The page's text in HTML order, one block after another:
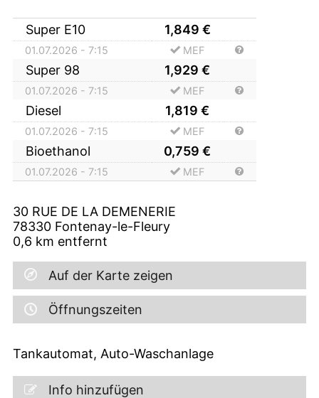
Super E10 1,849 €
01.07.2026 - 7:15 MEF
Super 98 1,929 €
01.07.2026 - 7:15 MEF
Diesel 1,819 €
01.07.2026 - 7:15 MEF
Bioethanol 0,759 €
01.07.2026 - 7:15 MEF
30 RUE DE LA DEMENERIE
78330 Fontenay-le-Fleury
0,6 km entfernt
Auf der Karte zeigen
Öffnungszeiten
Tankautomat, Auto-Waschanlage
Info hinzufügen